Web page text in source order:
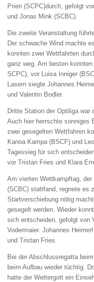
Prien (SCPC)durch, gefolgt
und Jonas Mink (SCBC).
Die zweite Veranstaltung
Der schwache Wind machte
konnten zwei Wettfahrten
ganz weg. Am besten
SCPC), vor Luisa Inniger
Lasern siegte Johannes
und Valentin Bodler.
Dritte Station der Optiliga war
Auch hier herrschte sonniges
zwei gesegelten Wettfahren
Kanoa Kampa (BSCF) und
Tagessieg für sich
vor Tristan Fries und Klara
Am vierten Wettkampftag,
(SCBC) stattfand, regnete es
Startverschiebung nötig
gesegelt werden. Wieder
sich entscheiden, gefolgt von
Vodermaier. Johannes
und Tristan Fries.
Bei der Abschlussregatta
beim Aufbau wieder tüchtig.
hatte der Wettergott ein